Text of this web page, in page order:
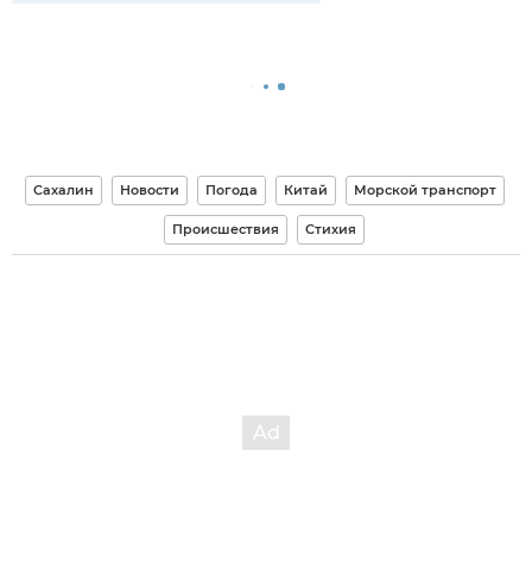
Сахалин Новости Погода Китай Морской транспорт
Происшествия Стихия